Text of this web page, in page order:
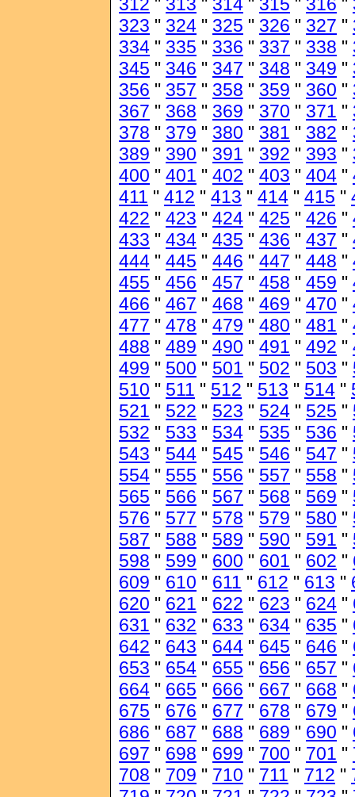
323 " 324 " 325 " 326 " 327 "
334 " 335 " 336 " 337 " 338 "
345 " 346 " 347 " 348 " 349 "
356 " 357 " 358 " 359 " 360 "
367 " 368 " 369 " 370 " 371 "
378 " 379 " 380 " 381 " 382 "
389 " 390 " 391 " 392 " 393 "
400 " 401 " 402 " 403 " 404 "
411 " 412 " 413 " 414 " 415 "
422 " 423 " 424 " 425 " 426 "
433 " 434 " 435 " 436 " 437 "
444 " 445 " 446 " 447 " 448 "
455 " 456 " 457 " 458 " 459 "
466 " 467 " 468 " 469 " 470 "
477 " 478 " 479 " 480 " 481 "
488 " 489 " 490 " 491 " 492 "
499 " 500 " 501 " 502 " 503 "
510 " 511 " 512 " 513 " 514 "
521 " 522 " 523 " 524 " 525 "
532 " 533 " 534 " 535 " 536 "
543 " 544 " 545 " 546 " 547 "
554 " 555 " 556 " 557 " 558 "
565 " 566 " 567 " 568 " 569 "
576 " 577 " 578 " 579 " 580 "
587 " 588 " 589 " 590 " 591 "
598 " 599 " 600 " 601 " 602 "
609 " 610 " 611 " 612 " 613 "
620 " 621 " 622 " 623 " 624 "
631 " 632 " 633 " 634 " 635 "
642 " 643 " 644 " 645 " 646 "
653 " 654 " 655 " 656 " 657 "
664 " 665 " 666 " 667 " 668 "
675 " 676 " 677 " 678 " 679 "
686 " 687 " 688 " 689 " 690 "
697 " 698 " 699 " 700 " 701 "
708 " 709 " 710 " 711 " 712 "